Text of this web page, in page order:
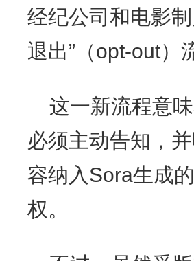
经纪公司和电影
退出”（opt-out）
这一新流程意
必须主动告知，
容纳入Sora生成
权。